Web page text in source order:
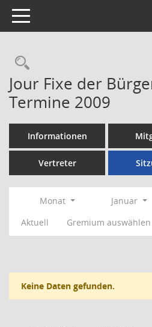
Toggle navigation
Rechercheauswahl
Jour Fixe der
Termine 2009
Informationen
Vertreter
Monat Januar
Aktuell
Gremium auswählen
Keine Daten gefunden.